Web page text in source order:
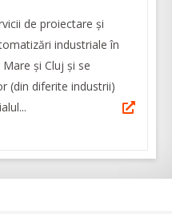
de proiectare și
industriale în
și Cluj și se
(din diferite industrii)